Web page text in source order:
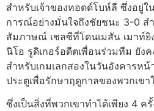
สําหรับเจ้าของทอดด์โบห์ลี ซึ่งอยู่
การณ์อย่างมั่นใจถึงชัยชนะ 3-0 สํ
สัมภาษณ์ เชลซีที่โดนเมสัน เมาท์
นิโอ รูดิเกอร์อดีตเพื่อนร่วมทีม ยัง
สําหรับเกมเลกสองในวันอังคารห
ประตูเพื่อรักษาฤดูกาลของพวกเขา
ซึ่งเป็นสิ่งที่พวกเขาทําได้เพียง 4 ค